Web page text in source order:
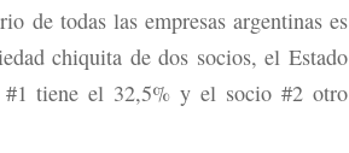
de todas las empresas argentinas es
chiquita de dos socios, el Estado
tiene el 32,5% y el socio #2 otro